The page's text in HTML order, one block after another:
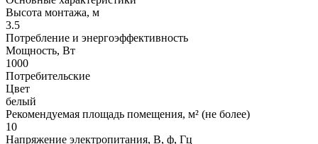
Высота монтажа, м
3.5
Потребление и энергоэффективность
Мощность, Вт
1000
Потребительские
Цвет
белый
Рекомендуемая площадь помещения, м² (не более)
10
Напряжение электропитания, В, ф, Гц